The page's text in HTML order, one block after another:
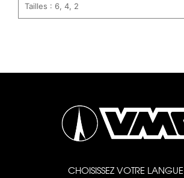
Tailles : 6, 4, 2
CHOISISSEZ VOTRE LANGUE